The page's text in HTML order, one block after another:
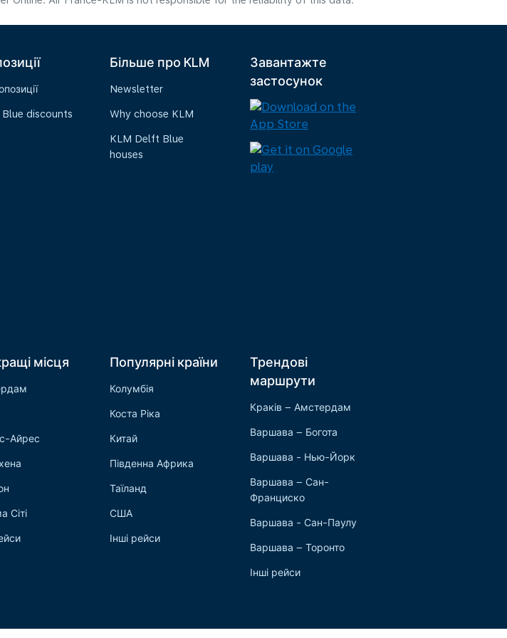
discounts
Більше про KLM
Newsletter
Why choose KLM
KLM Delft Blue
houses
Завантажте
застосунок
місця
Айрес
Сіті
Популярні країни
Колумбія
Коста Ріка
Китай
Південна Африка
Таїланд
США
Інші рейси
Трендові
маршрути
Краків – Амстердам
Варшава – Богота
Варшава - Нью-Йорк
Варшава – Сан-
Франциско
Варшава - Сан-Паулу
Варшава – Торонто
Інші рейси